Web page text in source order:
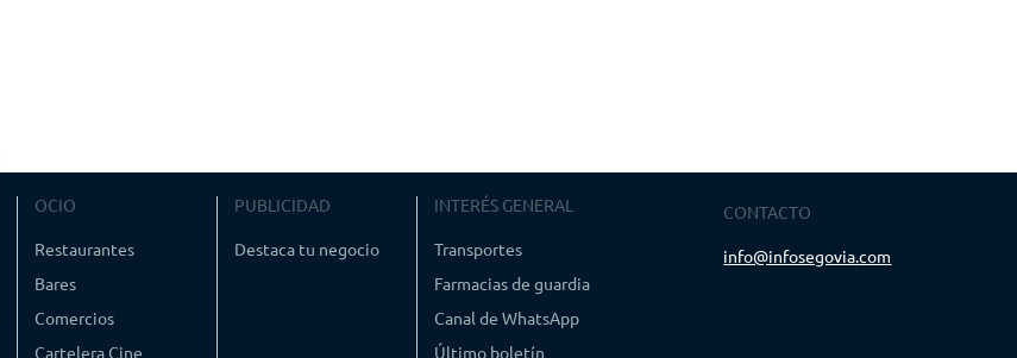
OCIO
Restaurantes
Bares
Comercios
Cartelera Cine
PUBLICIDAD
Destaca tu negocio
INTERÉS GENERAL
Transportes
Farmacias de guardia
Canal de WhatsApp
Último boletín
CONTACTO
info@infosegovia.com